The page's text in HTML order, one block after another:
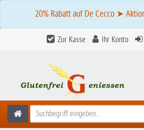
20% Rabatt auf De Cecco ➤
Zur Kasse Ihr Konto